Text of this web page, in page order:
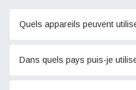
Quels appareils peuvent
Dans quels pays puis-je